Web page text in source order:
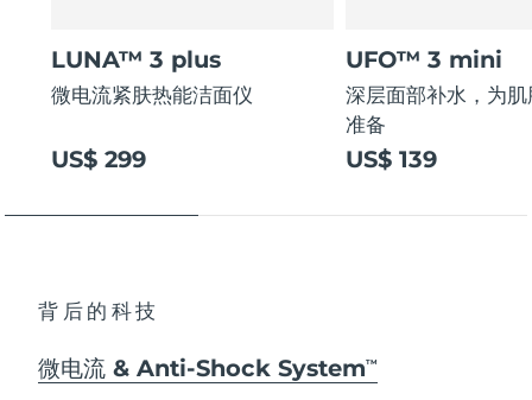
LUNA™ 3 plus
微电流紧肤热能洁面仪
US$ 299
UFO™ 3 mini
深层面部补水，为
准备
US$ 139
背后的科技
微电流 & Anti-Shock SystemTM